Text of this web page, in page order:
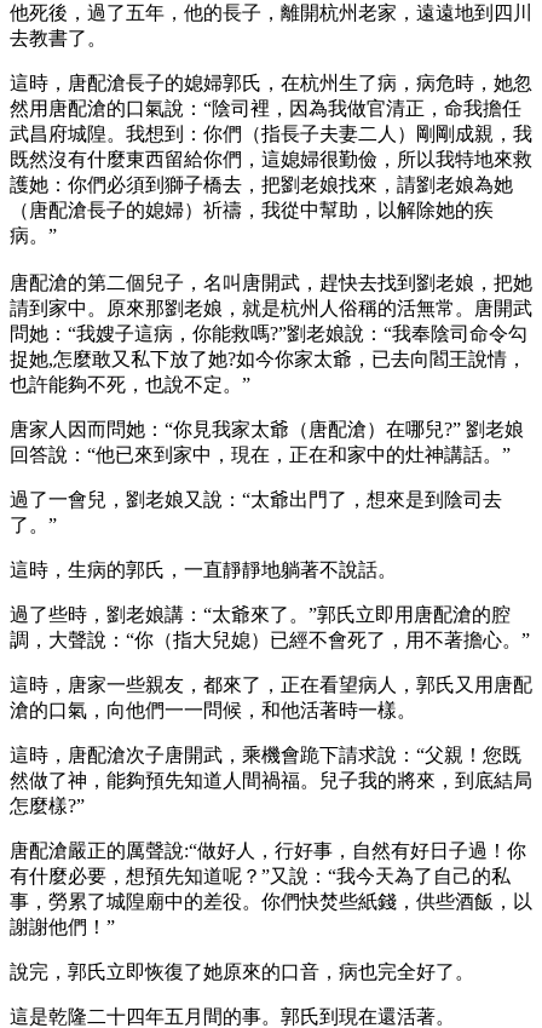
他死後，過了五年，他的長子，離開杭州老家，遠遠地到四川
去教書了。
這時，唐配滄長子的媳婦郭氏，在杭州生了病，病危時，她忽
然用唐配滄的口氣說：“陰司裡，因為我做官清正，命我擔任
武昌府城隍。我想到：你們（指長子夫妻二人）剛剛成親，我
既然沒有什麼東西留給你們，這媳婦很勤儉，所以我特地來救
護她：你們必須到獅子橋去，把劉老娘找來，請劉老娘為她
（唐配滄長子的媳婦）祈禱，我從中幫助，以解除她的疾
病。”
唐配滄的第二個兒子，名叫唐開武，趕快去找到劉老娘，把她
請到家中。原來那劉老娘，就是杭州人俗稱的活無常。唐開武
問她：“我嫂子這病，你能救嗎?”劉老娘說：“我奉陰司命令勾
捉她,怎麼敢又私下放了她?如今你家太爺，已去向閻王說情，
也許能夠不死，也說不定。”
唐家人因而問她：“你見我家太爺（唐配滄）在哪兒?” 劉老娘
回答說：“他已來到家中，現在，正在和家中的灶神講話。”
過了一會兒，劉老娘又說：“太爺出門了，想來是到陰司去
了。”
這時，生病的郭氏，一直靜靜地躺著不說話。
過了些時，劉老娘講：“太爺來了。”郭氏立即用唐配滄的腔
調，大聲說：“你（指大兒媳）已經不會死了，用不著擔心。”
這時，唐家一些親友，都來了，正在看望病人，郭氏又用唐配
滄的口氣，向他們一一問候，和他活著時一樣。
這時，唐配滄次子唐開武，乘機會跪下請求說：“父親！您既
然做了神，能夠預先知道人間禍福。兒子我的將來，到底結局
怎麼樣?”
唐配滄嚴正的厲聲說:“做好人，行好事，自然有好日子過！你
有什麼必要，想預先知道呢？”又說：“我今天為了自己的私
事，勞累了城隍廟中的差役。你們快焚些紙錢，供些酒飯，以
謝謝他們！”
說完，郭氏立即恢復了她原來的口音，病也完全好了。
這是乾隆二十四年五月間的事。郭氏到現在還活著。